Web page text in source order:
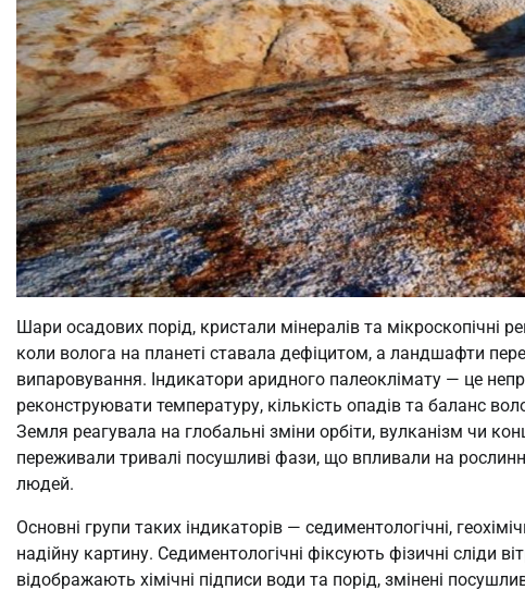
Шари осадових порід, кристали мінералів та мікроскопічні
коли волога на планеті ставала дефіцитом, а ландшафти
випаровування. Індикатори аридного палеоклімату — це
реконструювати температуру, кількість опадів та баланс
Земля реагувала на глобальні зміни орбіти, вулканізм чи
переживали тривалі посушливі фази, що впливали на
людей.
Основні групи таких індикаторів — седиментологічні,
надійну картину. Седиментологічні фіксують фізичні сліди
відображають хімічні підписи води та порід, змінені